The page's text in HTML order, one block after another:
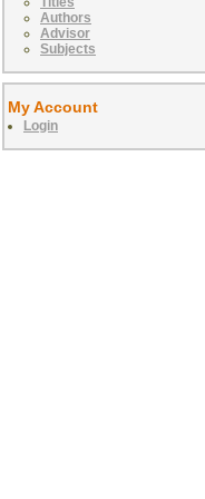
Authors
Advisor
Subjects
My Account
Login